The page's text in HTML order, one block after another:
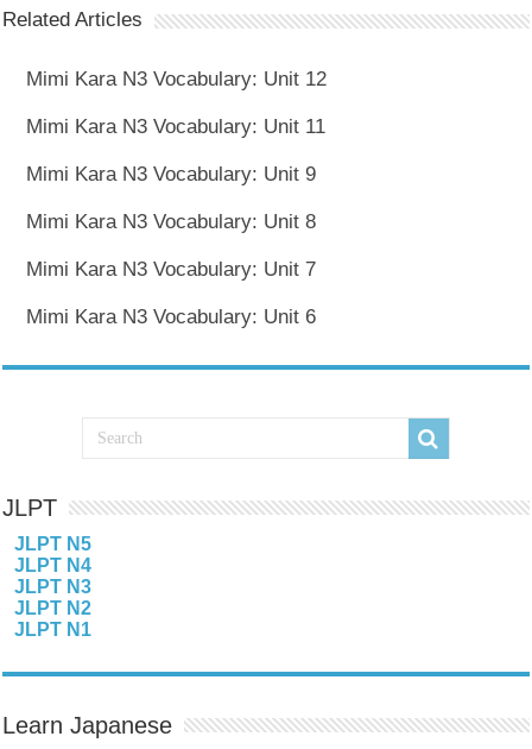
Related Articles
Mimi Kara N3 Vocabulary: Unit 12
Mimi Kara N3 Vocabulary: Unit 11
Mimi Kara N3 Vocabulary: Unit 9
Mimi Kara N3 Vocabulary: Unit 8
Mimi Kara N3 Vocabulary: Unit 7
Mimi Kara N3 Vocabulary: Unit 6
JLPT
JLPT N5
JLPT N4
JLPT N3
JLPT N2
JLPT N1
Learn Japanese